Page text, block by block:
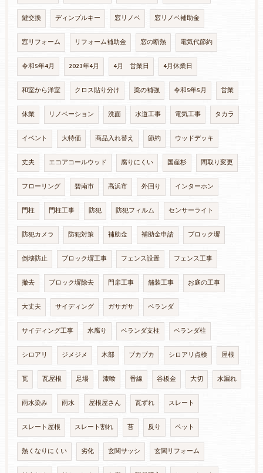
鍵交換 ディンプルキー 窓リノベ 窓リノベ補助金
窓リフォーム リフォーム補助金 窓の断熱 電気代節約
令和5年4月 2023年4月 4月 営業日 4月休業日
和室から洋室 クロス貼り分け 梁の補強 令和5年5月 営業
休業 リノベーション 洗面 水道工事 電気工事 タカラ
イベント 大特価 商品入れ替え 節約 ウッドデッキ
丈夫 エコアコールウッド 腐りにくい 国産杉 間取り変更
フローリング 碧南市 高浜市 外回り インターホン
門柱 門柱工事 防犯 防犯フィルム センサーライト
防犯カメラ 防犯対策 補助金 補助金申請 ブロック塀
倒壊防止 ブロック塀工事 フェンス設置 フェンス工事
撤去 ブロック塀除去 門扉工事 舗装工事 お庭の工事
大丈夫 サイディング ガサガサ ベランダ
サイディング工事 水腐り ベランダ支柱 ベランダ柱
シロアリ ジメジメ 木部 ブカブカ シロアリ点検 屋根
瓦 瓦屋根 足場 漆喰 番線 谷板金 大切 水漏れ
雨水染み 雨水 屋根屋さん 瓦ずれ スレート
スレート屋根 スレート割れ 苔 反り ペット
熱くなりにくい 劣化 玄関サッシ 玄関リフォーム